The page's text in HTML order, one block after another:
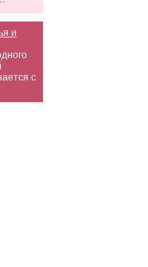
и
с